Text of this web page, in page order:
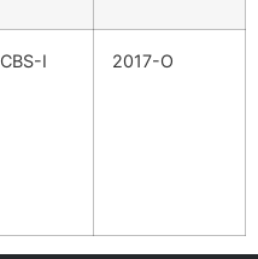
CBS-I 2017-O